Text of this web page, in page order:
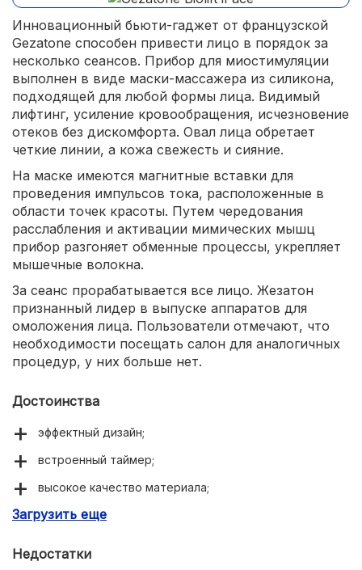
Инновационный бьюти-гаджет от французской
Gezatone способен привести лицо в порядок за
несколько сеансов. Прибор для миостимуляции
выполнен в виде маски-массажера из силикона,
подходящей для любой формы лица. Видимый
лифтинг, усиление кровообращения, исчезновение
отеков без дискомфорта. Овал лица обретает
четкие линии, а кожа свежесть и сияние.
На маске имеются магнитные вставки для
проведения импульсов тока, расположенные в
области точек красоты. Путем чередования
расслабления и активации мимических мышц
прибор разгоняет обменные процессы, укрепляет
мышечные волокна.
За сеанс прорабатывается все лицо. Жезатон
признанный лидер в выпуске аппаратов для
омоложения лица. Пользователи отмечают, что
необходимости посещать салон для аналогичных
процедур, у них больше нет.
Достоинства
эффектный дизайн;
встроенный таймер;
высокое качество материала;
USB порт;
Загрузить еще
Недостатки